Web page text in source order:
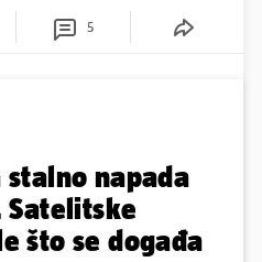
5
stalno napada
Satelitske
što se događa